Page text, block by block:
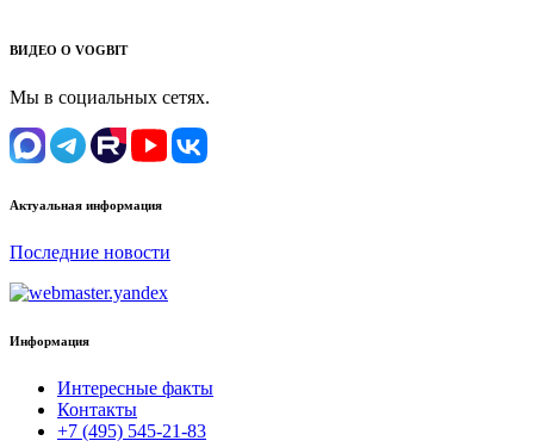
ВИДЕО О VOGBIT
Мы в социальных сетях.
Актуальная информация
Последние новости
Информация
Интересные факты
Контакты
+7 (495) 545-21-83